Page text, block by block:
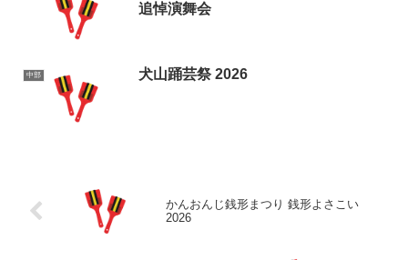
追悼演舞会
中部 犬山踊芸祭 2026
かんおんじ銭形まつり 銭形よさこい
2026